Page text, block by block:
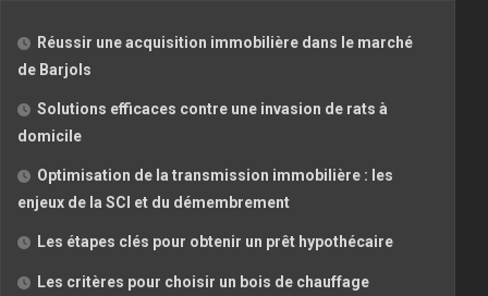
Réussir une acquisition immobilière dans le marché
de Barjols
Solutions efficaces contre une invasion de rats à
domicile
Optimisation de la transmission immobilière : les
enjeux de la SCI et du démembrement
Les étapes clés pour obtenir un prêt hypothécaire
Les critères pour choisir un bois de chauffage